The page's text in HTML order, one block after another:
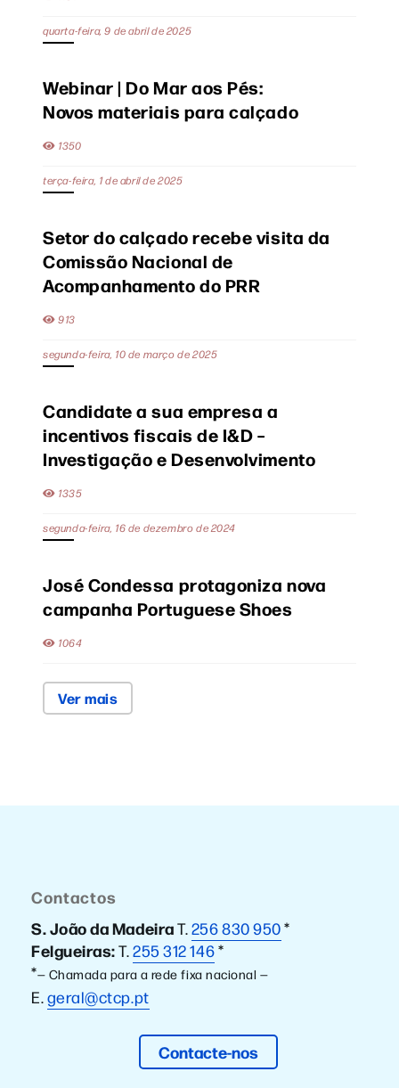
quarta-feira, 9 de abril de 2025
Webinar | Do Mar aos Pés:
Novos materiais para calçado
1350
terça-feira, 1 de abril de 2025
Setor do calçado recebe visita da
Comissão Nacional de
Acompanhamento do PRR
913
segunda-feira, 10 de março de 2025
Candidate a sua empresa a
incentivos fiscais de I&D –
Investigação e Desenvolvimento
1335
segunda-feira, 16 de dezembro de 2024
José Condessa protagoniza nova
campanha Portuguese Shoes
1064
Ver mais
Contactos
S. João da MadeiraT.256 830 950*
Felgueiras:T.255 312 146*
*— Chamada para a rede fixa nacional —
E.geral@ctcp.pt
Contacte-nos